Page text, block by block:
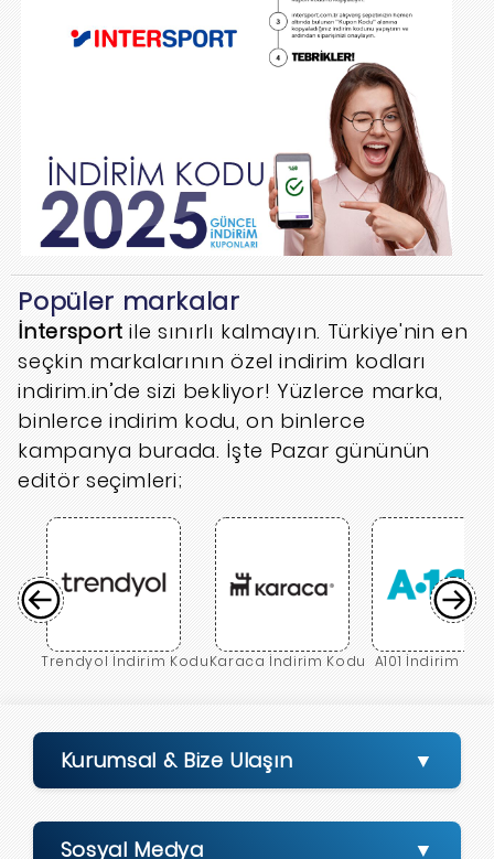
Popüler markalar
İntersport ile sınırlı kalmayın. Türkiye'nin en
seçkin markalarının özel indirim kodları
indirim.in’de sizi bekliyor! Yüzlerce marka,
binlerce indirim kodu, on binlerce
kampanya burada. İşte Pazar gününün
editör seçimleri;
Trendyol İndirim KoduKaraca İndirim Kodu A101 İndirim
Kurumsal & Bize Ulaşın
Sosyal Medya